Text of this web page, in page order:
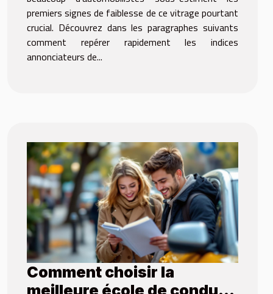
premiers signes de faiblesse de ce vitrage pourtant
crucial. Découvrez dans les paragraphes suivants
comment repérer rapidement les indices
annonciateurs de...
Comment choisir la